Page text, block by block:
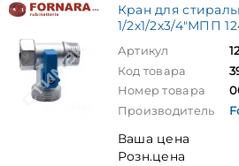
Кран для
1/2х1/2х3/4"МПП
Артикул
Код товара
Номер товара
Производитель
Ваша цена
Розн.цена